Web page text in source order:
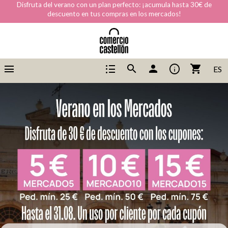
Disfruta del verano con un plan perfecto: ¡acumula hasta 30€ de
descuento en tus compras en los mercados!
menu format_list_bulleted search person info shopping_cart ES